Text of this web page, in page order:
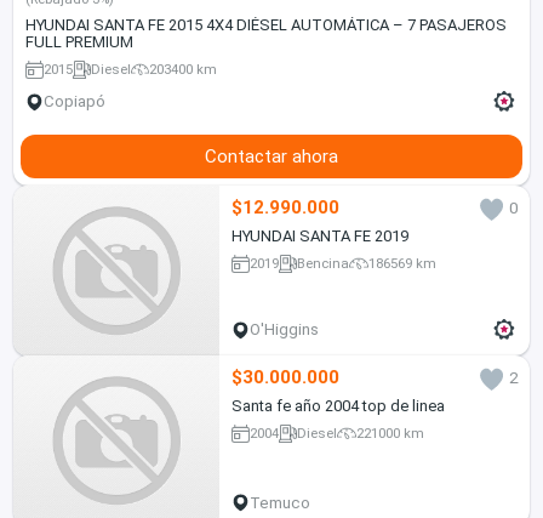
HYUNDAI SANTA FE 2015 4X4 DIÉSEL AUTOMÁTICA – 7 PASAJEROS
FULL PREMIUM
2015 Diesel 203400 km
Copiapó
Contactar ahora
$12.990.000
0
HYUNDAI SANTA FE 2019
2019 Bencina 186569 km
O'Higgins
$30.000.000
2
Santa fe año 2004 top de linea
2004 Diesel 221000 km
Temuco